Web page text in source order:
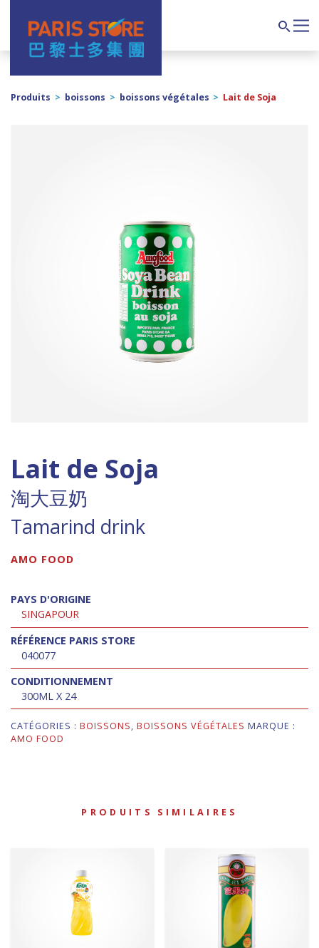
Navigation principale
Produits > boissons > boissons végétales > Lait de Soja
Lait de Soja
淘大豆奶
Tamarind drink
AMO FOOD
PAYS D'ORIGINE
SINGAPOUR
RÉFÉRENCE PARIS STORE
040077
CONDITIONNEMENT
300ML X 24
CATÉGORIES : BOISSONS, BOISSONS VÉGÉTALES MARQUE :
AMO FOOD
PRODUITS SIMILAIRES